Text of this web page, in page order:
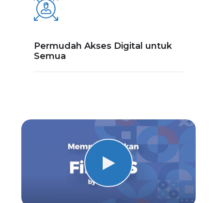
Permudah Akses Digital untuk
Semua